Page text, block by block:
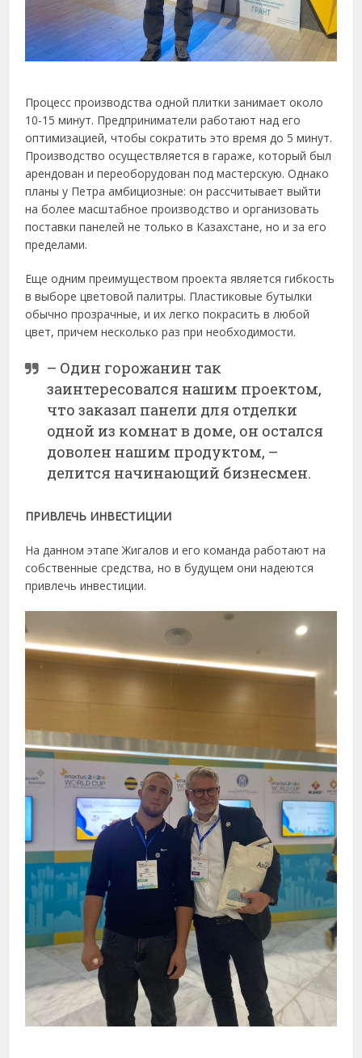
Процесс производства одной плитки занимает около
10-15 минут. Предприниматели работают над его
оптимизацией, чтобы сократить это время до 5 минут.
Производство осуществляется в гараже, который был
арендован и переоборудован под мастерскую. Однако
планы у Петра амбициозные: он рассчитывает выйти
на более масштабное производство и организовать
поставки панелей не только в Казахстане, но и за его
пределами.
Еще одним преимуществом проекта является гибкость
в выборе цветовой палитры. Пластиковые бутылки
обычно прозрачные, и их легко покрасить в любой
цвет, причем несколько раз при необходимости.
– Один горожанин так
заинтересовался нашим проектом,
что заказал панели для отделки
одной из комнат в доме, он остался
доволен нашим продуктом, –
делится начинающий бизнесмен.
ПРИВЛЕЧЬ ИНВЕСТИЦИИ
На данном этапе Жигалов и его команда работают на
собственные средства, но в будущем они надеются
привлечь инвестиции.